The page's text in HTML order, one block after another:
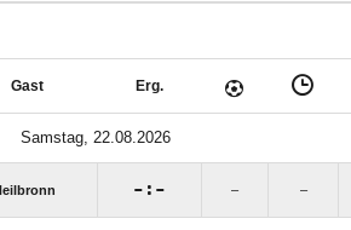
Gast Erg.
Samstag, 22.08.2026
 :  – –